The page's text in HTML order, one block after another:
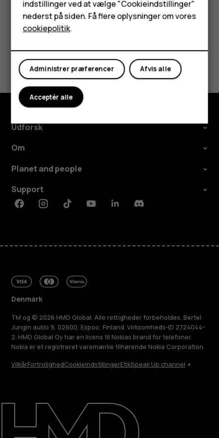
HMD Terra M
Tablets
Min konto
Om
Reparer, genbrug, genanvend
Support
Synes du, dette var nyttigt?
Ja Nej
Udforsk
Om
Planet and people
Support
FacebookInstagramTiktokYoutubeLinkedinDiscord
Denmark
TM og © 2026 HMD Global. Alle rettigheder forbeholdes. Bertel
Jungin aukio 9, 02600, Espoo, Finland. Virksomheds-ID 2724044-
2. HMD Global Oy har en licens til Nokias brand for telefoner.
Nokia er et registreret varemærke tilhørende Nokia Corporation.
VilkårFortrolighedCookieindstillingerEtikSpeak Up channel
indstillinger ved at vælge "Cookieindstillinger"
nederst på siden. Få flere oplysninger om vores
cookiepolitik.
Afvis alle
Administrer præferencer
Acceptér alle